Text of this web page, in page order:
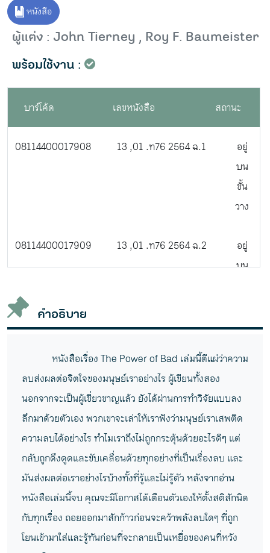
หนังสือ
ผู้แต่ง : John Tierney , Roy F. Baumeister
พร้อมใช้งาน :
บาร์โค้ด เลขหนังสือ สถานะ
08114400017908 13 ,01 .ท76 2564 ฉ.1
อยู่
บน
ชั้น
วาง
08114400017909 13 ,01 .ท76 2564 ฉ.2
อยู่
บน
คำอธิบาย
หนังสือเรื่อง The Power of Bad เล่มนี้ตีแผ่ว่าความ
ลบส่งผลต่อจิตใจของมนุษย์เราอย่างไร ผู้เขียนทั้งสอง
นอกจากจะเป็นผู้เชี่ยวชาญแล้ว ยังได้ผ่านการทำวิจัยแบบลง
ลึกมาด้วยตัวเอง พวกเขาจะเล่าให้เราฟังว่ามนุษย์เราเสพติด
ความลบได้อย่างไร ทำไมเราถึงไม่ถูกกระตุ้นด้วยอะไรดีๆ แต่
กลับถูกดึงดูดและขับเคลื่อนด้วยทุกอย่างที่เป็นเรื่องลบ และ
มันส่งผลต่อเราอย่างไรบ้างทั้งที่รู้และไม่รู้ตัว หลังจากอ่าน
หนังสือเล่มนี้จบ คุณจะมีโอกาสได้เตือนตัวเองให้ตั้งสติสักนิด
กับทุกเรื่อง ถอยออกมาสักก้าวก่อนจะคว้าพลังลบใดๆ ที่ถูก
โยนเข้ามาใส่และรู้ทันก่อนที่จะกลายเป็นเหยื่อของคนที่หวัง